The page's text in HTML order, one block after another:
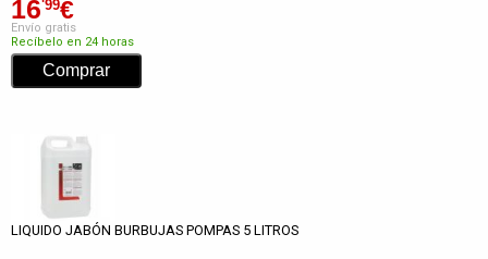
16'99€
Envío gratis
Recíbelo en 24 horas
LIQUIDO JABÓN BURBUJAS POMPAS 5 LITROS